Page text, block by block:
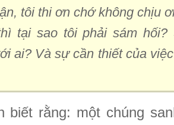
tôi thi ơn chớ không chịu
tại sao tôi phải sám hối?
ai? Và sự cần thiết của
biết rằng: một chúng